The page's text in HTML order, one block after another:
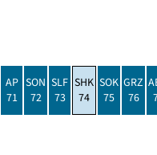
AP
71
SON
72
SLF
73
SHK
74
SOK
75
GRZ
76